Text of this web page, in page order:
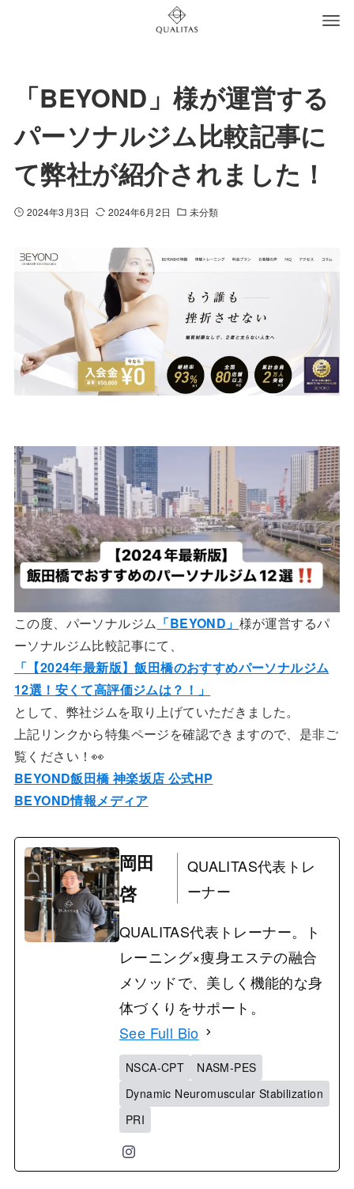
「BEYOND」様が運営する
パーソナルジム比較記事に
て弊社が紹介されました！
2024年3月3日 2024年6月2日 未分類
この度、パーソナルジム 「BEYOND」 様が運営するパ
ーソナルジム比較記事にて、
「【2024年最新版】飯田橋のおすすめパーソナルジム
12選！安くて高評価ジムは？！」
として、弊社ジムを取り上げていただきました。
上記リンクから特集ページを確認できますので、是非ご
覧ください！👀
BEYOND飯田橋 神楽坂店 公式HP
BEYOND情報メディア
岡田
啓
QUALITAS代表トレ
ーナー
QUALITAS代表トレーナー。ト
レーニング×痩身エステの融合
メソッドで、美しく機能的な身
体づくりをサポート。
See Full Bio
NSCA-CPT
NASM-PES
Dynamic Neuromuscular Stabilization
PRI